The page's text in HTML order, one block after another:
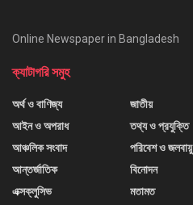
Online Newspaper in Bangladesh
ক্যাটাগরি সমুহ
অর্থ ও বাণিজ্য
আইন ও অপরাধ
আঞ্চলিক সংবাদ
আন্তর্জাতিক
এক্সক্লুসিভ
জাতীয়
তথ্য ও প্রযুক্তি
পরিবেশ ও জলবায়ু
বিনোদন
মতামত